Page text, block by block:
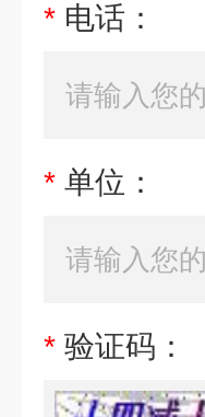
* 电话：
* 单位：
* 验证码：